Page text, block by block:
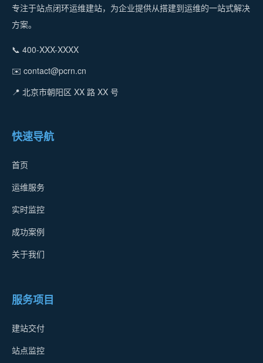
专注于站点闭环运维建站，为企业提供从搭建到运维的一站式解决
方案。
📞 400-XXX-XXXX
✉️ contact@pcrn.cn
📍 北京市朝阳区 XX 路 XX 号
快速导航
首页
运维服务
实时监控
成功案例
关于我们
服务项目
建站交付
站点监控